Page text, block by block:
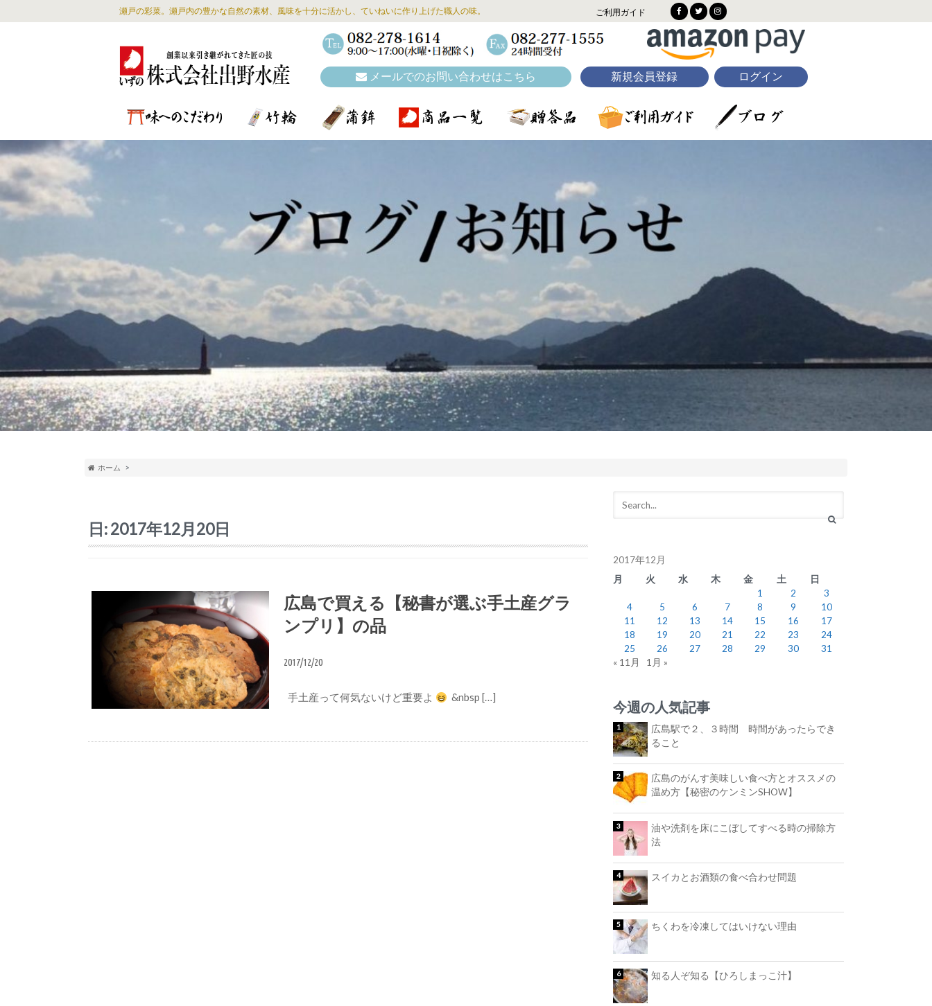
瀬戸の彩菜。瀬戸内の豊かな自然の素材、風味を十分に活かし、ていねいに作り上げた職人の味。 ご利用ガイド
メールでのお問い合わせはこちら 新規会員登録 ログイン
ホーム
日:2017年12月20日
広島で買える【秘書が選ぶ手土産グラ
ンプリ】の品
2017/12/20
手土産って何気ないけど重要よ &nbsp […]
2017年12月
月
火 水 木 金 土
日
1
2
3
4
5 6 7 8 9
10
11
12 13 14 15 16
17
18
19 20 21 22 23
24
25
26 27 28 29 30
31
« 11月
1月 »
今週の人気記事
広島駅で２、３時間 時間があったらでき
ること
広島のがんす美味しい食べ方とオススメの
温め方【秘密のケンミンSHOW】
油や洗剤を床にこぼしてすべる時の掃除方
法
スイカとお酒類の食べ合わせ問題
ちくわを冷凍してはいけない理由
知る人ぞ知る【ひろしまっこ汁】